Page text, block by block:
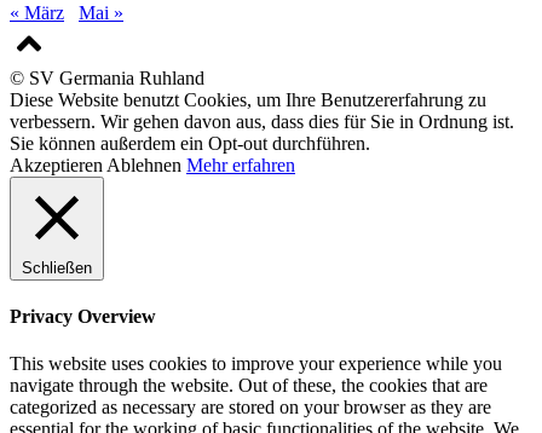
« März
Mai »
© SV Germania Ruhland
Diese Website benutzt Cookies, um Ihre Benutzererfahrung zu
verbessern. Wir gehen davon aus, dass dies für Sie in Ordnung ist.
Sie können außerdem ein Opt-out durchführen.
Akzeptieren Ablehnen Mehr erfahren
Schließen
Privacy Overview
This website uses cookies to improve your experience while you
navigate through the website. Out of these, the cookies that are
categorized as necessary are stored on your browser as they are